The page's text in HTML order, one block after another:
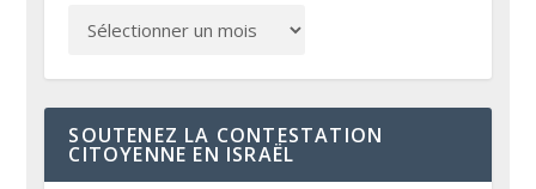
SOUTENEZ LA CONTESTATION
CITOYENNE EN ISRAËL